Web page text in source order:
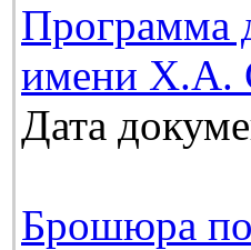
Программа
имени Х.А.
Дата
Брошюра